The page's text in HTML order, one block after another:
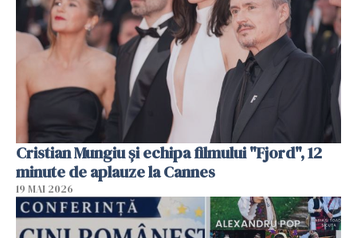
Cristian Mungiu şi echipa filmului "Fjord", 12
minute de aplauze la Cannes
19 MAI 2026